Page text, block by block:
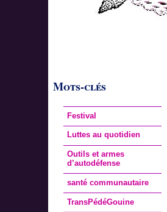
Mots-clés
Festival
Luttes au quotidien
Outils et armes
d’autodéfense
santé communautaire
TransPédéGouine